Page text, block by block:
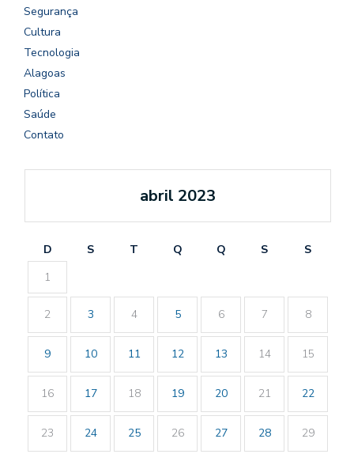
Segurança
Cultura
Tecnologia
Alagoas
Política
Saúde
Contato
abril 2023
D S T Q Q S
S
1
2 3 4 5 6 7 8
9 10 11 12 13 14 15
16 17 18 19 20 21 22
23 24 25 26 27 28 29